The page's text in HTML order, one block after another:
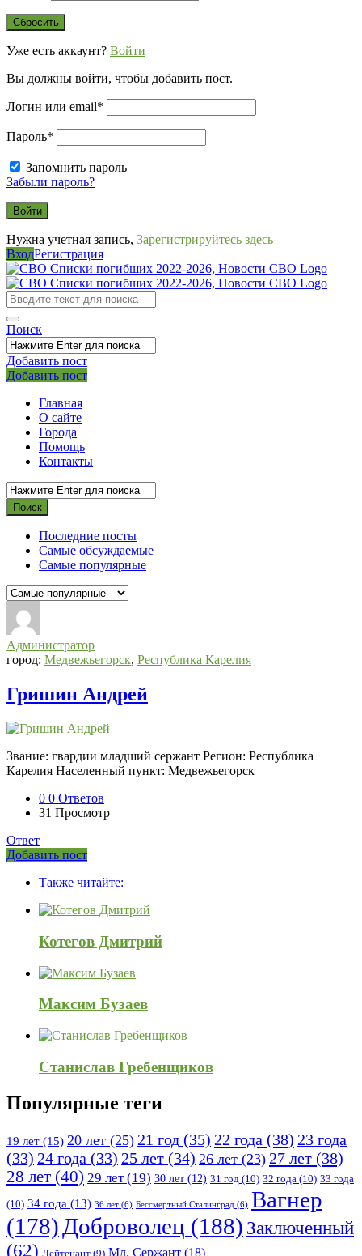
Уже есть аккаунт? Войти
Вы должны войти, чтобы добавить пост.
Логин или email*
Пароль*
Запомнить пароль
Забыли пароль?
Нужна учетная запись, Зарегистрируйтесь здесь
ВходРегистрация
СВО
Списки
погибших
2022-
2026,
Новости
СВО
Поиск
Добавить пост
Мобильное
меню
Выйти
Добавить пост
Главная
О сайте
Города
Помощь
Контакты
Последние посты
Самые обсуждаемые
Самые популярные
СВО
Списки
погибших
2026,
Новости
СВО
Последний
Администратор
город: Медвежьегорск, Республика Карелия
Гришин Андрей
Звание: гвардии младший сержант Регион: Республика
Карелия Населенный пункт: Медвежьегорск
0 0 Ответов
31 Просмотр
Ответ
Боковая
Добавить пост
120x600Также читайте:
Котегов Дмитрий
Максим Бузаев
Станислав Гребенщиков
Популярные теги
19 лет (15) 20 лет (25) 21 год (35) 22 года (38) 23 года
(33) 24 года (33) 25 лет (34) 26 лет (23) 27 лет (38)
28 лет (40) 29 лет(19) 30 лет (12) 31 год (10) 32 года (10) 33 года
(10) 34 года (13) 36 лет (6) Бессмертный Сталинград (6) Вагнер
(178) Доброволец (188) Заключенный
(62) Лейтенант (9) Мл. Сержант (18)